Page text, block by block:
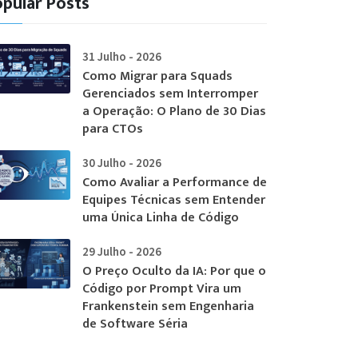
31 Julho - 2026
Como Migrar para Squads
Gerenciados sem Interromper
a Operação: O Plano de 30 Dias
para CTOs
30 Julho - 2026
Como Avaliar a Performance de
Equipes Técnicas sem Entender
uma Única Linha de Código
29 Julho - 2026
O Preço Oculto da IA: Por que o
Código por Prompt Vira um
Frankenstein sem Engenharia
de Software Séria